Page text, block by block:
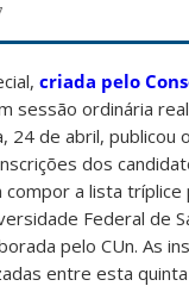
criada pelo
sessão ordinária
24 de abril, publicou o
dos
a lista tríplice
Federal de
pelo CUn. As
entre esta